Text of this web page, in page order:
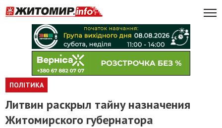
ПОЛІТИКА
Литвин раскрыл тайну назначения
Житомирского губернатора